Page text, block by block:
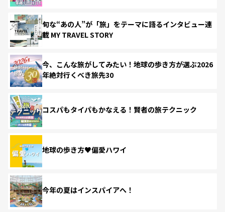
旬な“あの人”が「旅」をテーマに語るインタビュー連
載 MY TRAVEL STORY
今、こんな旅がしてみたい！地球の歩き方が選ぶ2026
年絶対行くべき旅先30
コスパもタイパもかなえる！賢者の旅テクニック
地球の歩き方♥偏愛ハワイ
今年の夏はインスパイアへ！